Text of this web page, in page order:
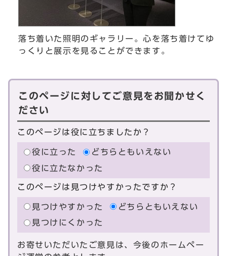
落ち着いた照明のギャラリー。心を落ち着けてゆ
っくりと展示を見ることができます。
このページに対してご意見をお聞かせく
ださい
このページは役に立ちましたか？
役に立った
どちらともいえない
役に立たなかった
このページは見つけやすかったですか？
見つけやすかった
どちらともいえない
見つけにくかった
お寄せいただいたご意見は、今後のホームペー